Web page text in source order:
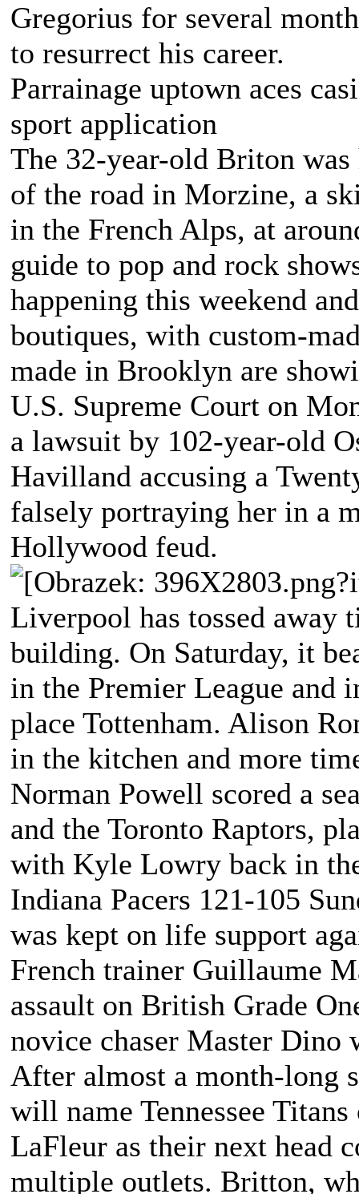
Gregorius for several
to resurrect his career.
Parrainage uptown aces
sport application
The 32-year-old Briton
of the road in Morzine, a
in the French Alps, at
guide to pop and rock
happening this weekend
boutiques, with custom-
made in Brooklyn are
U.S. Supreme Court on
a lawsuit by 102-year-old
Havilland accusing a
falsely portraying her in a
Hollywood feud.
Liverpool has tossed away
building. On Saturday, it
in the Premier League and
place Tottenham. Alison
in the kitchen and more
Norman Powell scored a
and the Toronto Raptors,
with Kyle Lowry back in
Indiana Pacers 121-105
was kept on life support
French trainer Guillaume
assault on British Grade
novice chaser Master
After almost a month-long
will name Tennessee
LaFleur as their next head
multiple outlets. Britton,